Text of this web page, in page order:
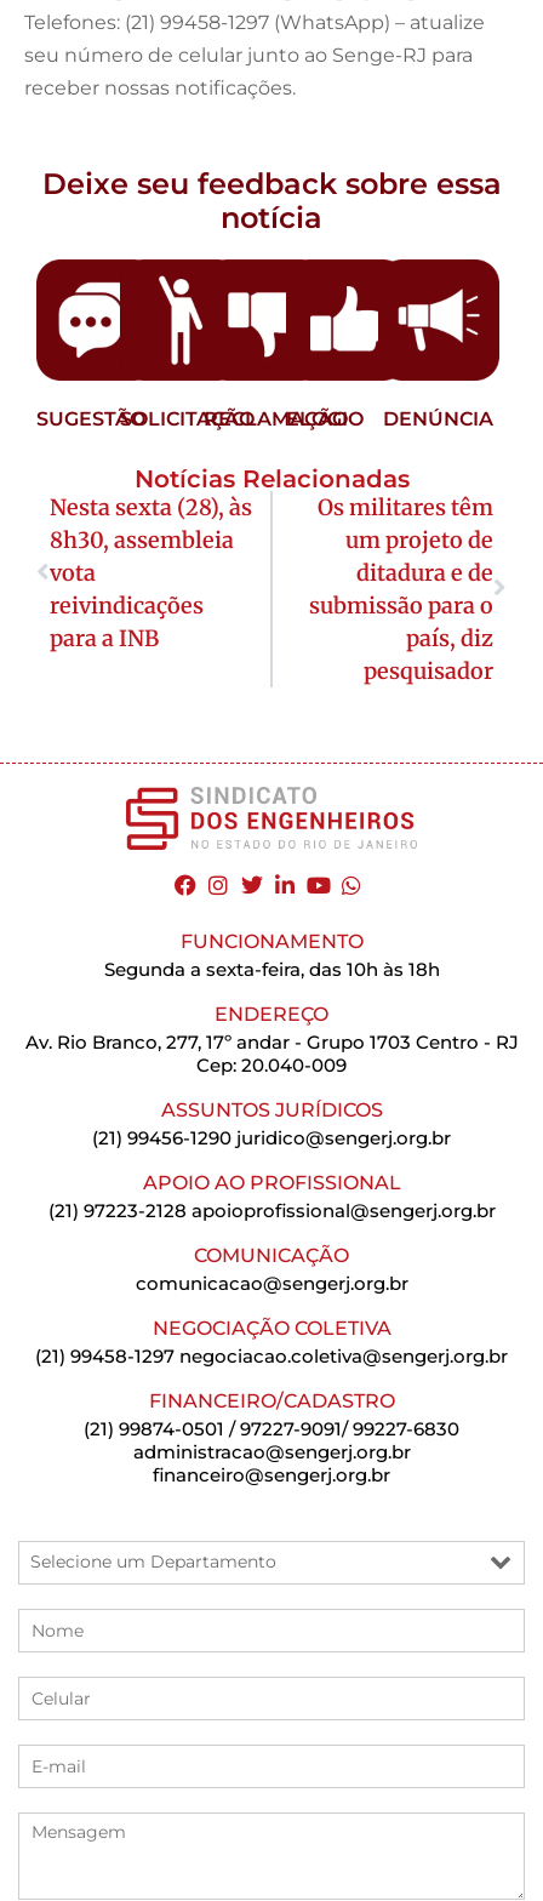
Telefones: (21) 99458-1297 (WhatsApp) – atualize
seu número de celular junto ao Senge-RJ para
receber nossas notificações.
Deixe seu feedback sobre essa
notícia
SUGESTÃOSOLICITAÇÃORECLAMAÇÃO
ELOGIO DENÚNCIA
Notícias Relacionadas
Nesta sexta (28), às
8h30, assembleia
vota
reivindicações
para a INB
Os militares têm
um projeto de
ditadura e de
submissão para o
país, diz
pesquisador
FUNCIONAMENTO
Segunda a sexta-feira, das 10h às 18h
ENDEREÇO
Av. Rio Branco, 277, 17º andar - Grupo 1703 Centro - RJ
Cep: 20.040-009
ASSUNTOS JURÍDICOS
(21) 99456-1290 juridico@sengerj.org.br
APOIO AO PROFISSIONAL
(21) 97223-2128 apoioprofissional@sengerj.org.br
COMUNICAÇÃO
comunicacao@sengerj.org.br
NEGOCIAÇÃO COLETIVA
(21) 99458-1297 negociacao.coletiva@sengerj.org.br
FINANCEIRO/CADASTRO
(21) 99874-0501 / 97227-9091/ 99227-6830
administracao@sengerj.org.br
financeiro@sengerj.org.br